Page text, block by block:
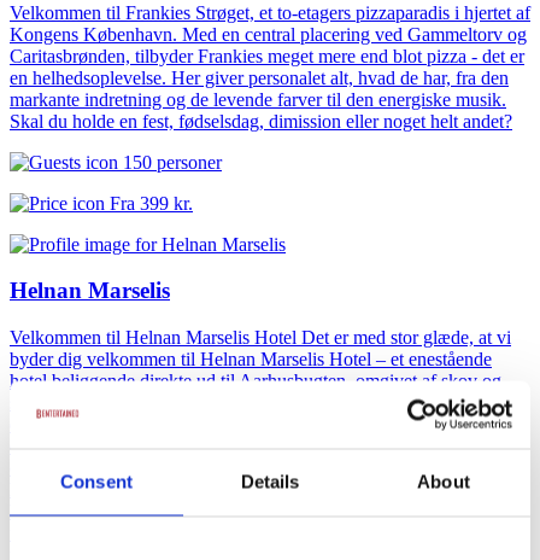
Consent Details About
Velkommen til Frankies Strøget, et to-etagers pizzaparadis i hjertet af
Kongens København. Med en central placering ved Gammeltorv og
Caritasbrønden, tilbyder Frankies meget mere end blot pizza - det er
en helhedsoplevelse. Her giver personalet alt, hvad de har, fra den
markante indretning og de levende farver til den energiske musik.
Skal du holde en fest, fødselsdag, dimission eller noget helt andet?
150 personer
Fra 399 kr.
Helnan Marselis
Velkommen til Helnan Marselis Hotel Det er med stor glæde, at vi
byder dig velkommen til Helnan Marselis Hotel – et enestående
hotel beliggende direkte ud til Aarhusbugten, omgivet af skov og
strand, og blot få minutter fra Aarhus’ pulserende bymidte. Her får
du en helt unik kombination af naturskøn ro og storbyens mange
oplevelser – perfekt til både afslapning, romantiske getaways, ferier
helhedsoplevelse, hvor komfort, kvalitet og nærvær går hånd i hånd.
Vågn op til lyden af bølger og nyd den fantastiske udsigt over havet